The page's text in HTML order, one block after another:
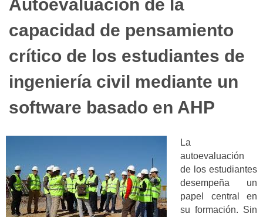
Autoevaluación de la
capacidad de pensamiento
crítico de los estudiantes de
ingeniería civil mediante un
software basado en AHP
La
autoevaluación
de los estudiantes
desempeña un
papel central en
su formación. Sin